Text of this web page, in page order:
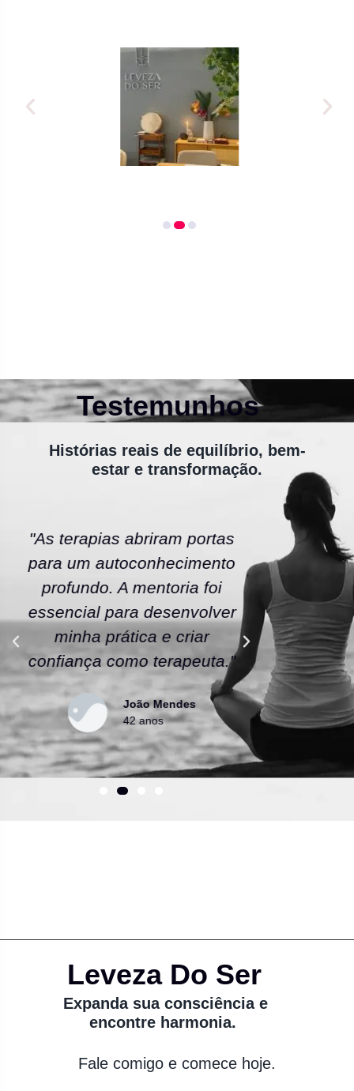
Testemunhos
Histórias reais de equilíbrio, bem-
estar e transformação.
"As terapias abriram portas
para um autoconhecimento
profundo. A mentoria foi
essencial para desenvolver
minha prática e criar
confiança como terapeuta."
João Mendes
42 anos
"A
escola
As
uma
Leveza Do Ser
Expanda sua consciência e
encontre harmonia.
Fale comigo e comece hoje.